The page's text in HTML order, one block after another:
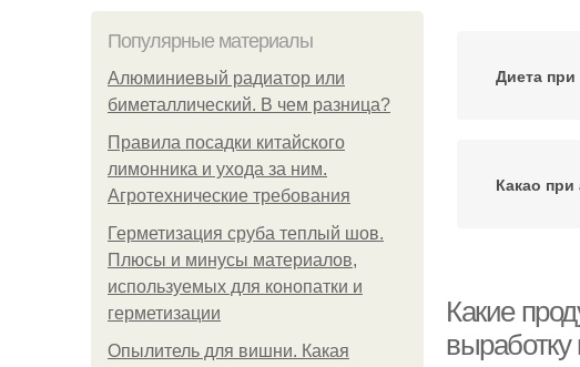
Популярные материалы
Алюминиевый радиатор или
биметаллический. В чем разница?
Правила посадки китайского
лимонника и ухода за ним.
Агротехнические требования
Герметизация сруба теплый шов.
Плюсы и минусы материалов,
используемых для конопатки и
герметизации
Опылитель для вишни. Какая
Диета при
Какао при
Какие
выработку